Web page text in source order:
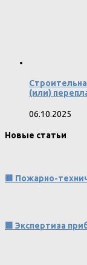
(или)
06.10.2025
Новые статьи
🟥 Пожарно-
🟩 Экспертиза